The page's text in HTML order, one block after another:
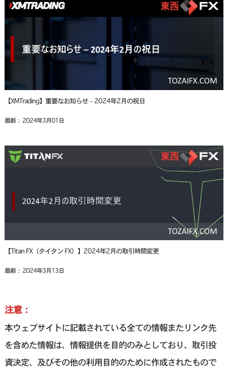
【XMTrading】重要なお知らせ – 2024年2月の祝日
最新： 2024年3月01日
【Titan FX（タイタン FX）】2024年2月の取引時間変更
最新： 2024年3月13日
注意：
本ウェブサイトに記載されている全ての情報またリンク先
を含めた情報は、情報提供を目的のみとしており、取引投
資決定、及びその他の利用目的のために作成されたもので